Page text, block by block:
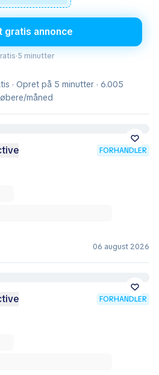
gratis annonce
·5 minutter
· Opret på 5 minutter · 6.005
måned
FORHANDLER
06 august 2026
FORHANDLER